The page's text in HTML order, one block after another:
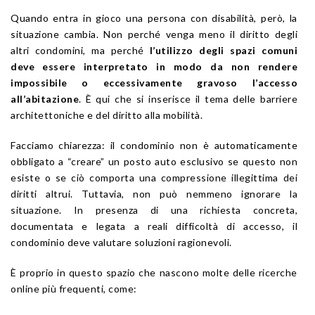
Quando entra in gioco una persona con disabilità, però, la
situazione cambia. Non perché venga meno il diritto degli
altri condomini, ma perché l’utilizzo degli spazi comuni
deve essere interpretato in modo da non rendere
impossibile o eccessivamente gravoso l’accesso
all’abitazione. È qui che si inserisce il tema delle barriere
architettoniche e del diritto alla mobilità.
Facciamo chiarezza: il condominio non è automaticamente
obbligato a “creare” un posto auto esclusivo se questo non
esiste o se ciò comporta una compressione illegittima dei
diritti altrui. Tuttavia, non può nemmeno ignorare la
situazione. In presenza di una richiesta concreta,
documentata e legata a reali difficoltà di accesso, il
condominio deve valutare soluzioni ragionevoli.
È proprio in questo spazio che nascono molte delle ricerche
online più frequenti, come: